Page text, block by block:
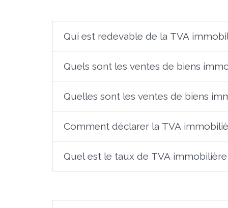
Qui est redevable de la TVA
Quels sont les ventes de biens
Quelles sont les ventes de biens
Comment déclarer la TVA
Quel est le taux de TVA